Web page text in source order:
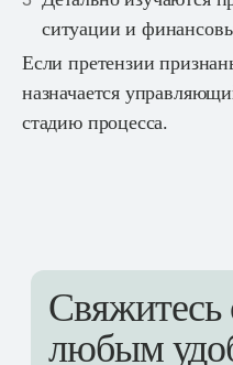
ситуации и
Если претензии
назначается
стадию процесса.
Свяжитесь
любым